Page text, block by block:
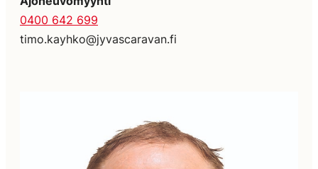
0400 642 699
timo.kayhko@jyvascaravan.fi